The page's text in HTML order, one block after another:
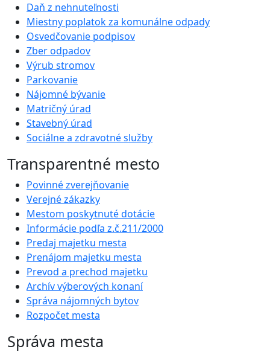
Daň z nehnuteľnosti
Miestny poplatok za komunálne odpady
Osvedčovanie podpisov
Zber odpadov
Výrub stromov
Parkovanie
Nájomné bývanie
Matričný úrad
Stavebný úrad
Sociálne a zdravotné služby
Transparentné mesto
Povinné zverejňovanie
Verejné zákazky
Mestom poskytnuté dotácie
Informácie podľa z.č.211/2000
Predaj majetku mesta
Prenájom majetku mesta
Prevod a prechod majetku
Archív výberových konaní
Správa nájomných bytov
Rozpočet mesta
Správa mesta